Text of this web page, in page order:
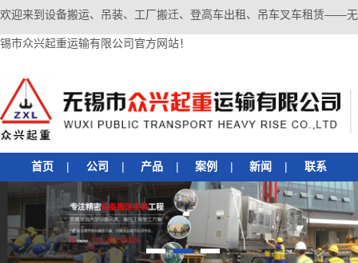
欢迎来到设备搬运、吊装、工厂搬迁、登高车出租、吊车叉车租赁——无
锡市众兴起重运输有限公司官方网站！
首页 | 公司 | 产品 | 案例 | 新闻 | 联系
1 2 3